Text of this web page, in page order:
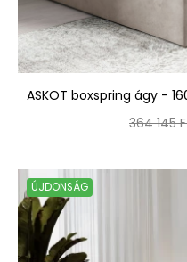
ASKOT boxspring ágy -
Normál
364 145
ÚJDONSÁG